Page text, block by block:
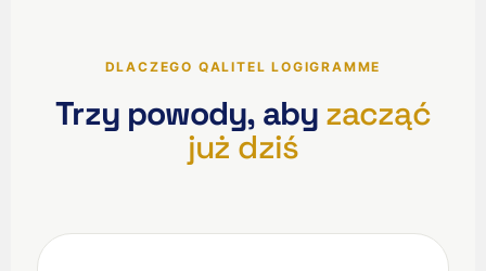
DLACZEGO QALITEL LOGIGRAMME
Trzy powody, aby zacząć
już dziś